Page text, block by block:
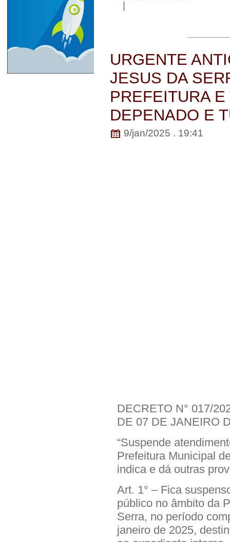
URGENTE
JESUS DA
PREFEITURA
DEPENADO E
9/jan/2025 . 19:41
DECRETO N° 017/
DE 07 DE JANEIRO
“Suspende
Prefeitura Municipal
indica e dá outras
Art. 1° – Fica
público no âmbito da
Serra, no período
janeiro de 2025,